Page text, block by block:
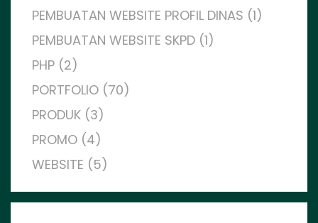
PEMBUATAN WEBSITE PROFIL DINAS (1)
PEMBUATAN WEBSITE SKPD (1)
PHP (2)
PORTFOLIO (70)
PRODUK (3)
PROMO (4)
WEBSITE (5)